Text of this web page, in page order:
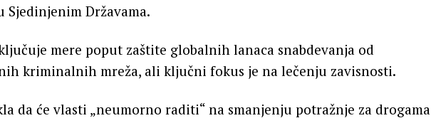
Sjedinjenim Državama.
mere poput zaštite globalnih lanaca snabdevanja od
kriminalnih mreža, ali ključni fokus je na lečenju zavisnosti.
da će vlasti „neumorno raditi“ na smanjenju potražnje za drogama